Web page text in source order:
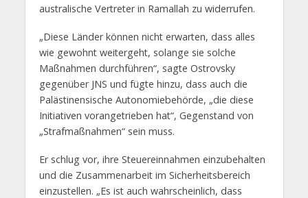
australische Vertreter in Ramallah zu widerrufen.
„Diese Länder können nicht erwarten, dass alles
wie gewohnt weitergeht, solange sie solche
Maßnahmen durchführen“, sagte Ostrovsky
gegenüber JNS und fügte hinzu, dass auch die
Palästinensische Autonomiebehörde, „die diese
Initiativen vorangetrieben hat“, Gegenstand von
„Strafmaßnahmen“ sein muss.
Er schlug vor, ihre Steuereinnahmen einzubehalten
und die Zusammenarbeit im Sicherheitsbereich
einzustellen. „Es ist auch wahrscheinlich, dass